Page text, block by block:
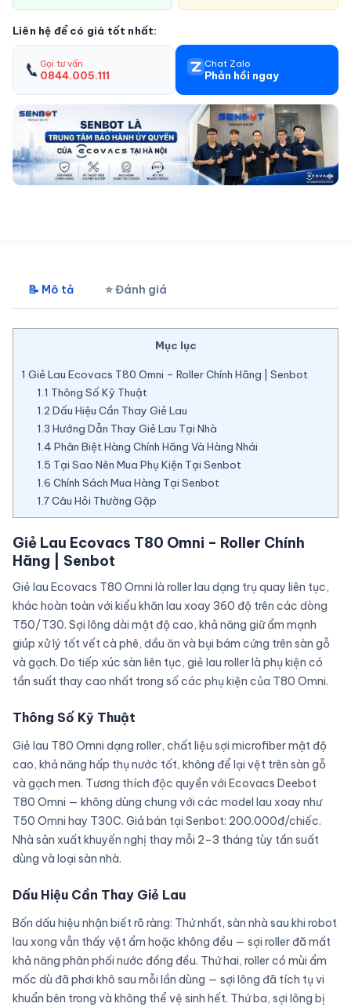
Liên hệ để có giá tốt nhất:
📞 Gọi tư vấn
0844.005.111
Chat Zalo
Phản hồi ngay
📝 Mô tả ⭐ Đánh giá
Mục lục
1 Giẻ Lau Ecovacs T80 Omni – Roller Chính Hãng | Senbot
1.1 Thông Số Kỹ Thuật
1.2 Dấu Hiệu Cần Thay Giẻ Lau
1.3 Hướng Dẫn Thay Giẻ Lau Tại Nhà
1.4 Phân Biệt Hàng Chính Hãng Và Hàng Nhái
1.5 Tại Sao Nên Mua Phụ Kiện Tại Senbot
1.6 Chính Sách Mua Hàng Tại Senbot
1.7Câu Hỏi Thường Gặp
Giẻ Lau Ecovacs T80 Omni – Roller Chính
Hãng | Senbot
Giẻ lau Ecovacs T80 Omni là roller lau dạng trụ quay liên tục,
khác hoàn toàn với kiểu khăn lau xoay 360 độ trên các dòng
T50/T30. Sợi lông dài mật độ cao, khả năng giữ ẩm mạnh
giúp xử lý tốt vết cà phê, dầu ăn và bụi bám cứng trên sàn gỗ
và gạch. Do tiếp xúc sàn liên tục, giẻ lau roller là phụ kiện có
tần suất thay cao nhất trong số các phụ kiện của T80 Omni.
Thông Số Kỹ Thuật
Giẻ lau T80 Omni dạng roller, chất liệu sợi microfiber mật độ
cao, khả năng hấp thụ nước tốt, không để lại vệt trên sàn gỗ
và gạch men. Tương thích độc quyền với Ecovacs Deebot
T80 Omni — không dùng chung với các model lau xoay như
T50 Omni hay T30C. Giá bán tại Senbot: 200.000đ/chiếc.
Nhà sản xuất khuyến nghị thay mỗi 2–3 tháng tùy tần suất
dùng và loại sàn nhà.
Dấu Hiệu Cần Thay Giẻ Lau
Bốn dấu hiệu nhận biết rõ ràng: Thứ nhất, sàn nhà sau khi robot
lau xong vẫn thấy vệt ẩm hoặc không đều — sợi roller đã mất
khả năng phân phối nước đồng đều. Thứ hai, roller có mùi ẩm
mốc dù đã phơi khô sau mỗi lần dùng — sợi lông đã tích tụ vi
khuẩn bên trong và không thể vệ sinh hết. Thứ ba, sợi lông bị